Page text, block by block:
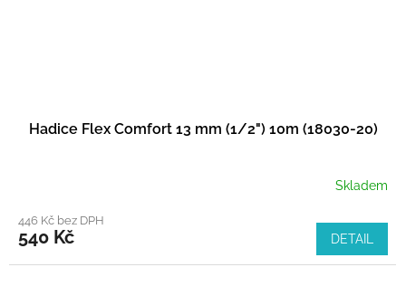
Hadice Flex Comfort 13 mm (1/2") 10m (18030-20)
Skladem
446 Kč bez DPH
540 Kč DETAIL